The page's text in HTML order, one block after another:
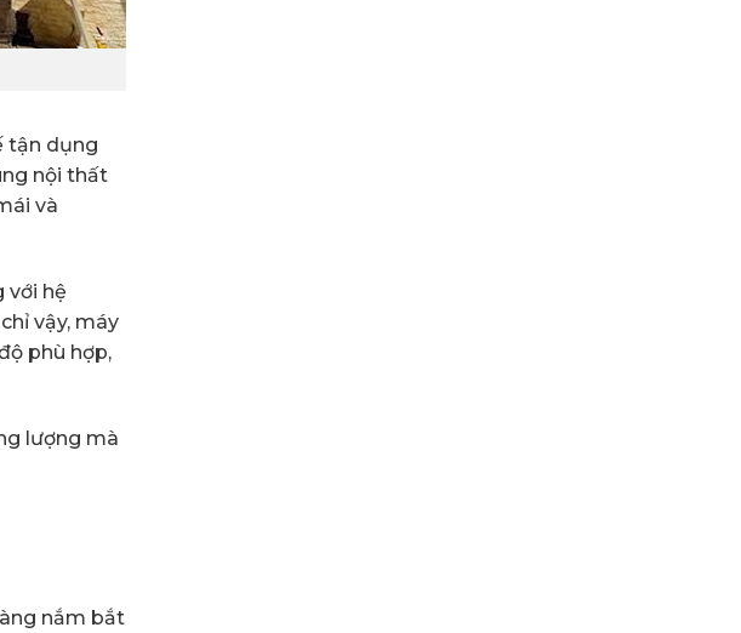
tận dụng
nội thất
và
với hệ
vậy, máy
phù hợp,
lượng mà
nắm bắt